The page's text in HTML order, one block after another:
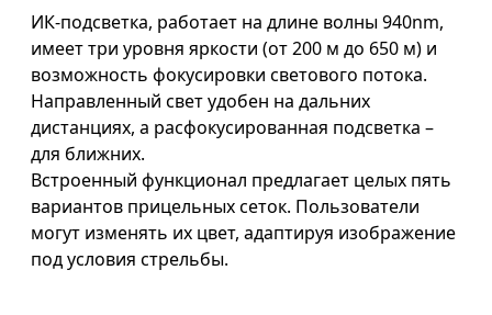
ИК-подсветка, работает на длине волны 940nm,
имеет три уровня яркости (от 200 м до 650 м) и
возможность фокусировки светового потока.
Направленный свет удобен на дальних
дистанциях, а расфокусированная подсветка –
для ближних.
Встроенный функционал предлагает целых пять
вариантов прицельных сеток. Пользователи
могут изменять их цвет, адаптируя изображение
под условия стрельбы.